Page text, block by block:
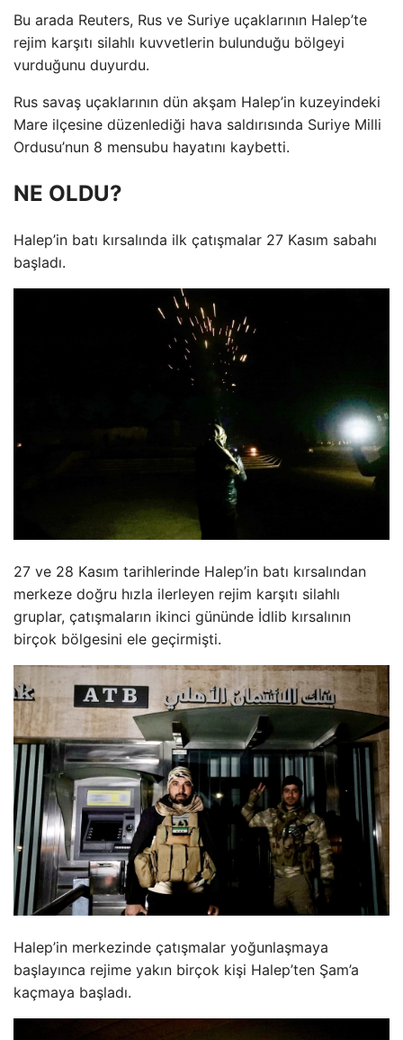
Bu arada Reuters, Rus ve Suriye uçaklarının Halep’te
rejim karşıtı silahlı kuvvetlerin bulunduğu bölgeyi
vurduğunu duyurdu.
Rus savaş uçaklarının dün akşam Halep’in kuzeyindeki
Mare ilçesine düzenlediği hava saldırısında Suriye Milli
Ordusu’nun 8 mensubu hayatını kaybetti.
NE OLDU?
Halep’in batı kırsalında ilk çatışmalar 27 Kasım sabahı
başladı.
27 ve 28 Kasım tarihlerinde Halep’in batı kırsalından
merkeze doğru hızla ilerleyen rejim karşıtı silahlı
gruplar, çatışmaların ikinci gününde İdlib kırsalının
birçok bölgesini ele geçirmişti.
Halep’in merkezinde çatışmalar yoğunlaşmaya
başlayınca rejime yakın birçok kişi Halep’ten Şam’a
kaçmaya başladı.